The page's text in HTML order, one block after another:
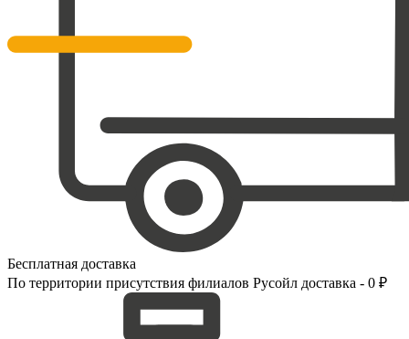
Бесплатная доставка
По территории присутствия филиалов Русойл доставка - 0 ₽